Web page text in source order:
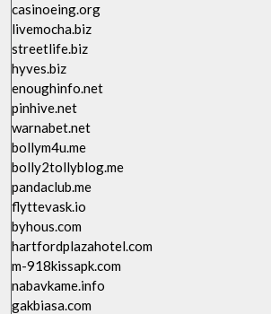
casinoeing.org
livemocha.biz
streetlife.biz
hyves.biz
enoughinfo.net
pinhive.net
warnabet.net
bollym4u.me
bolly2tollyblog.me
pandaclub.me
flyttevask.io
byhous.com
hartfordplazahotel.com
m-918kissapk.com
nabavkame.info
gakbiasa.com